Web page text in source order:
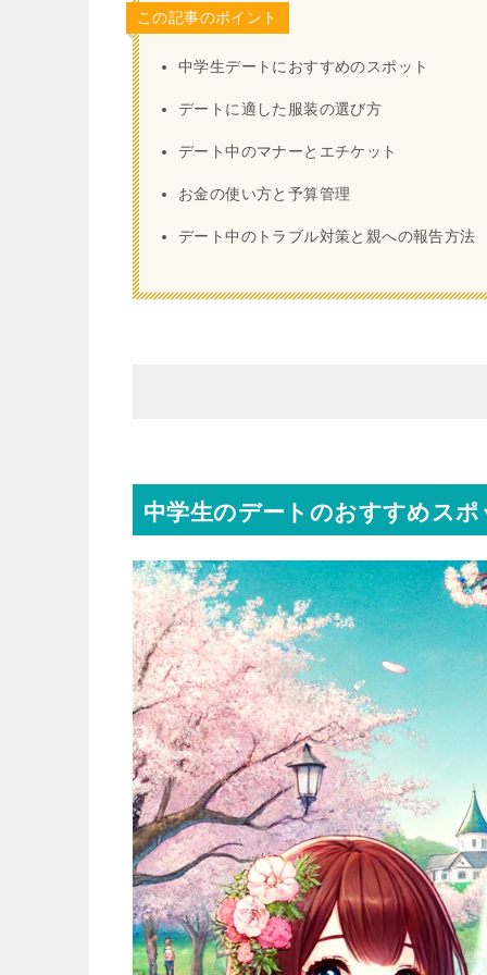
この記事のポイント
中学生デートにおすすめのスポット
デートに適した服装の選び方
デート中のマナーとエチケット
お金の使い方と予算管理
デート中のトラブル対策と親への報告方法
中学生のデートのおすすめスポ